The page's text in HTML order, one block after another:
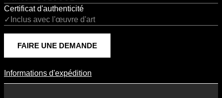
Certificat d'authenticité
✓Inclus avec l'œuvre d'art
FAIRE UNE DEMANDE
Informations D'expédition
Informations d'expédition